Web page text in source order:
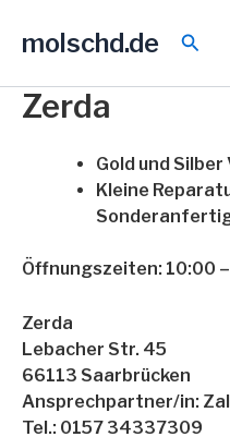
Inhaltmolschd.de
Zerda
Gold und
Kleine
Öffnungszeiten: 10:00
Zerda
Lebacher Str. 45
66113 Saarbrücken
Ansprechpartner/in:
Tel.: 0157 34337309